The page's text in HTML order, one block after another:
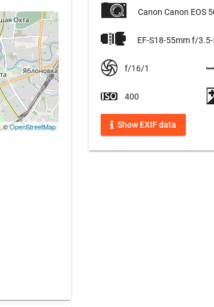
©OpenStreetMap
Canon Canon EOS
EF-S18-55mm f/
f/16/1
400
Show EXIF data